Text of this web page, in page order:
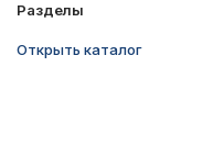
Разделы
Открыть каталог